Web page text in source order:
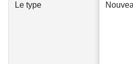
Le type